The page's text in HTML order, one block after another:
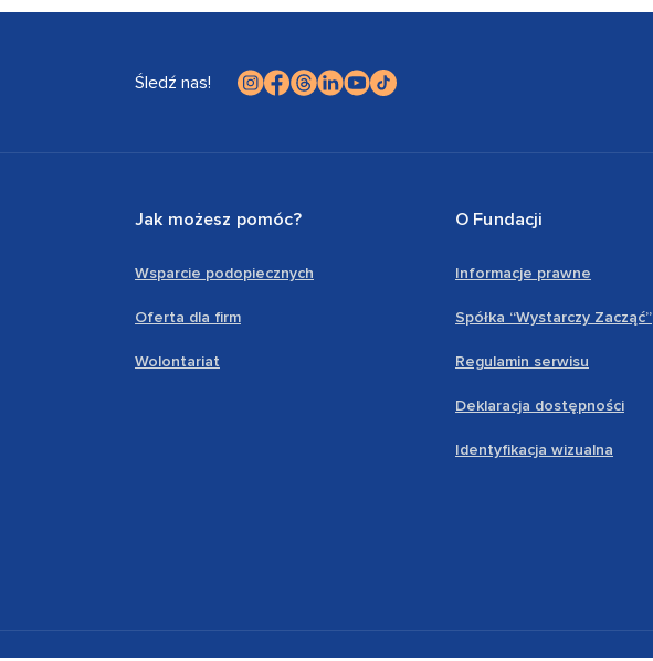
Śledź nas!
Jak możesz pomóc?
Wsparcie podopiecznych
Oferta dla firm
Wolontariat
O Fundacji
Informacje prawne
Spółka “Wystarczy Zacząć”
Regulamin serwisu
Deklaracja dostępności
Identyfikacja wizualna